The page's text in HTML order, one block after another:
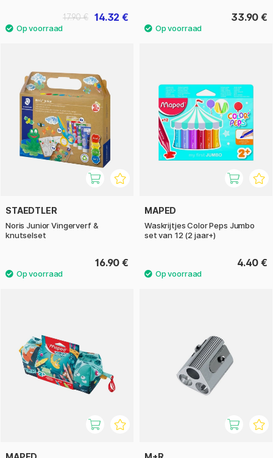
14.32 €
17.90 € 33.90 €
STAEDTLER
Noris Junior Vingerverf &
knutselset
16.90 €
MAPED
Waskrijtjes Color Peps Jumbo
set van 12 (2 jaar+)
4.40 €